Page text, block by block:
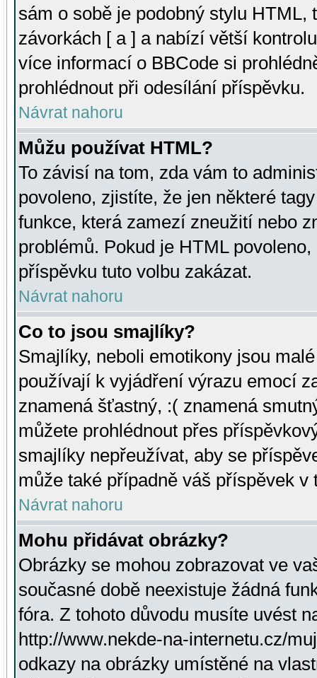
sám o sobě je podobný stylu HTML,
závorkách [ a ] a nabízí větší
více informací o BBCode si
prohlédnout při odesílání příspěvku.
Návrat nahoru
Můžu používat HTML?
To závisí na tom, zda vám to
povoleno, zjistíte, že jen některé
funkce, která zamezí zneužití nebo
problémů. Pokud je HTML
příspěvku tuto volbu zakázat.
Návrat nahoru
Co to jsou smajlíky?
Smajlíky, neboli emotikony jsou
používají k vyjádření výrazu emocí
znamená šťastný, :( znamená
můžete prohlédnout přes
smajlíky nepřeužívat, aby se
může také případně váš příspěvek v
Návrat nahoru
Mohu přidávat obrázky?
Obrázky se mohou zobrazovat ve
současné době neexistuje žádná
fóra. Z tohoto důvodu musíte uvést
http://www.nekde-na-internetu.cz/
odkazy na obrázky umístěné na